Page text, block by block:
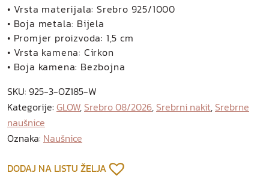
r
i
a
s
r
b
r
n
e
a
• Vrsta materijala: Srebro 925/1000
• Boja metala: Bijela
• Promjer proizvoda: 1,5 cm
• Vrsta kamena: Cirkon
• Boja kamena: Bezbojna
SKU: 925-3-OZ185-W
Kategorije: GLOW, Srebro 08/2026, Srebrni nakit, Srebrne
naušnice
Oznaka: Naušnice
DODAJ NA LISTU ŽELJA